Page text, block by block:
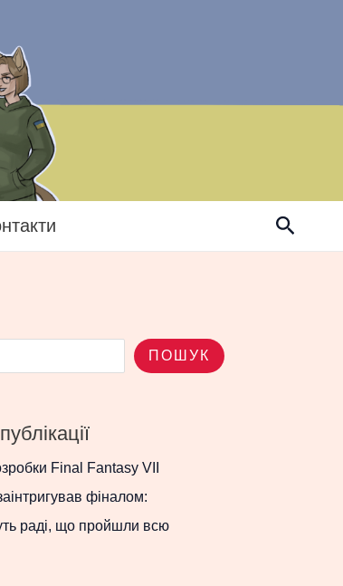
Пошук
ПОШУК
Final Fantasy VII
фіналом:
раді, що пройшли всю